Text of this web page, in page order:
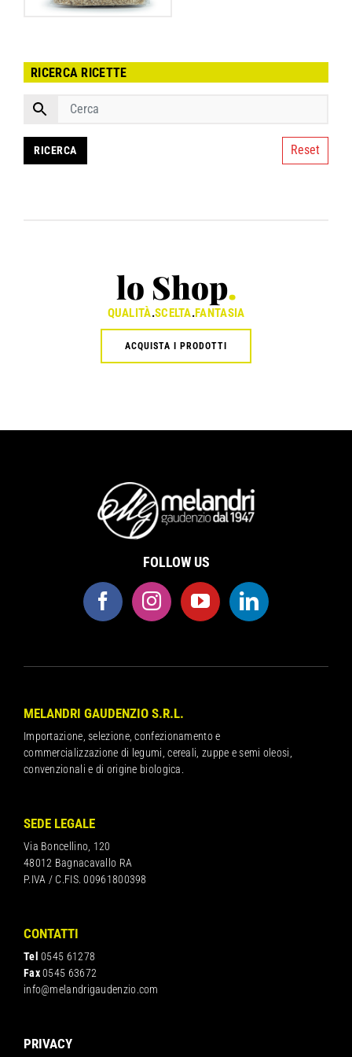
RICERCA RICETTE
Reset
lo Shop.
QUALITÀ.SCELTA.FANTASIA
ACQUISTA I PRODOTTI
FOLLOW US
MELANDRI GAUDENZIO S.R.L.
Importazione, selezione, confezionamento e
commercializzazione di legumi, cereali, zuppe e semi oleosi,
convenzionali e di origine biologica.
SEDE LEGALE
Via Boncellino, 120
48012 Bagnacavallo RA
P.IVA / C.FIS. 00961800398
CONTATTI
Tel 0545 61278
Fax0545 63672
info@melandrigaudenzio.com
PRIVACY